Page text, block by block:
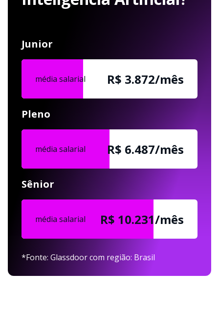
Junior
média salarial R$ 3.872/mês
Pleno
média salarial R$ 6.487/mês
Sênior
média salarial R$ 10.231/mês
*Fonte: Glassdoor com região: Brasil